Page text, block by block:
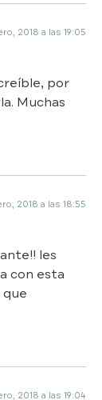
2018 a las 19:05
por
Muchas
2018 a las 18:55
les
con esta
2018 a las 19:04